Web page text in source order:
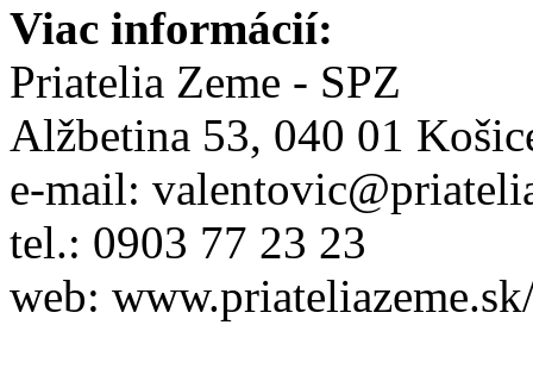
Viac informácií:
Priatelia Zeme - SPZ
Alžbetina 53, 040 01
e-mail:
tel.: 0903 77 23 23
web: